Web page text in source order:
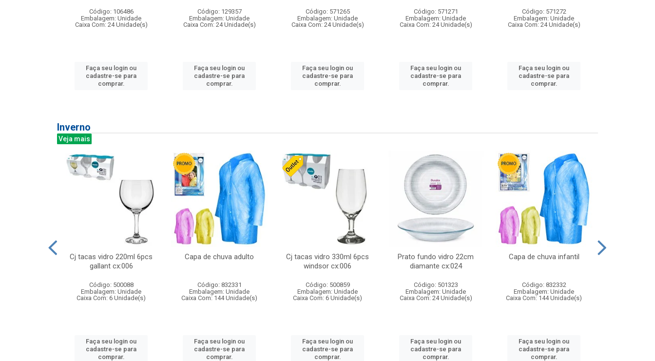
Código: 106486
Embalagem: Unidade
Caixa Com: 24 Unidade(s)
Faça seu login ou
cadastre-se para
comprar.
Código: 129357
Embalagem: Unidade
Caixa Com: 24 Unidade(s)
Faça seu login ou
cadastre-se para
comprar.
Código: 571265
Embalagem: Unidade
Caixa Com: 24 Unidade(s)
Faça seu login ou
cadastre-se para
comprar.
Código: 571271
Embalagem: Unidade
Caixa Com: 24 Unidade(s)
Faça seu login ou
cadastre-se para
comprar.
Código: 571272
Embalagem: Unidade
Caixa Com: 24 Unidade(s)
Faça seu login ou
cadastre-se para
comprar.
Inverno
Veja mais
Cj tacas vidro 220ml 6pcs
gallant cx:006
Código: 500088
Embalagem: Unidade
Caixa Com: 6 Unidade(s)
Faça seu login ou
cadastre-se para
comprar.
Capa de chuva adulto
Código: 832331
Embalagem: Unidade
Caixa Com: 144 Unidade(s)
Faça seu login ou
cadastre-se para
comprar.
Cj tacas vidro 330ml 6pcs
windsor cx:006
Código: 500859
Embalagem: Unidade
Caixa Com: 6 Unidade(s)
Faça seu login ou
cadastre-se para
comprar.
Prato fundo vidro 22cm
diamante cx:024
Código: 501323
Embalagem: Unidade
Caixa Com: 24 Unidade(s)
Faça seu login ou
cadastre-se para
comprar.
Capa de chuva infantil
Código: 832332
Embalagem: Unidade
Caixa Com: 144 Unidade(s)
Faça seu login ou
cadastre-se para
comprar.